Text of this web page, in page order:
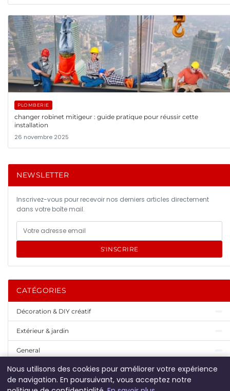
PLOMBERIE
changer robinet mitigeur : guide pratique pour réussir cette
installation
26 novembre 2025
NEWSLETTER
Inscrivez-vous pour recevoir nos derniers articles directement
dans votre boîte mail.
S'INSCRIRE
CATÉGORIES
Décoration & DIY créatif
Extérieur & jardin
General
Maçonnerie & gros oeuvre
Menuiserie
Nous utilisons des cookies pour améliorer votre expérience
de navigation. En poursuivant, vous acceptez notre